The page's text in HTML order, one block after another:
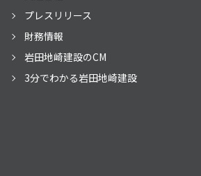
プレスリリース
財務情報
岩田地崎建設のCM
3分でわかる岩田地崎建設